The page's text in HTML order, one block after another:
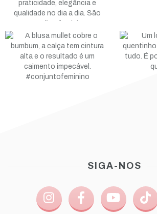
SIGA-NOS